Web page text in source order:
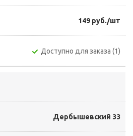
149 руб./шт
Доступно для заказа (1)
Дербышевский 33